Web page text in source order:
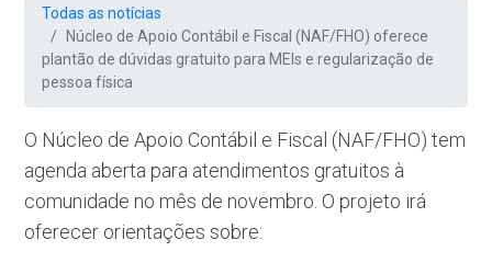
Todas as notícias
Núcleo de Apoio Contábil e Fiscal (NAF/FHO) oferece
plantão de dúvidas gratuito para MEIs e regularização de
pessoa física
O Núcleo de Apoio Contábil e Fiscal (NAF/FHO) tem
agenda aberta para atendimentos gratuitos à
comunidade no mês de novembro. O projeto irá
oferecer orientações sobre: